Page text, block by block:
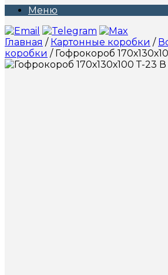
Меню
Главная / Картонные коробки /
коробки / Гофрокороб